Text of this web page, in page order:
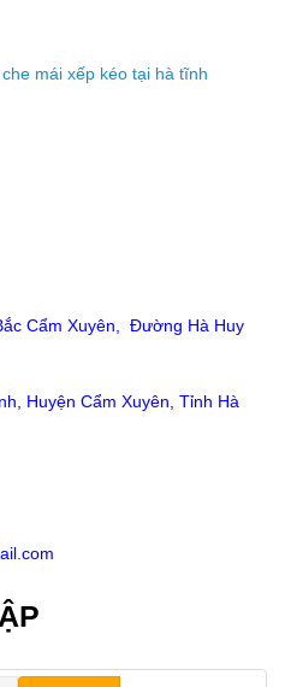
mái xếp kéo tại hà tĩnh
Cẩm Xuyên, Đường Hà Huy
Huyện Cẩm Xuyên, Tỉnh Hà